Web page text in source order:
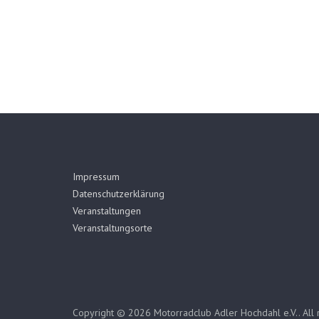
Impressum
Datenschutzerklärung
Veranstaltungen
Veranstaltungsorte
Copyright © 2026 Motorradclub Adler Hochdahl e.V.. All